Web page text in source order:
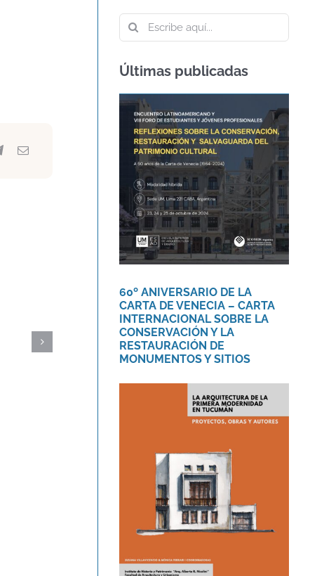
Protegido: García Santa Cruz,
Buscar:
Últimas publicadas
60º ANIVERSARIO DE
LA CARTA DE VENECIA
– CARTA
INTERNACIONAL
SOBRE LA
CONSERVACIÓN Y LA
RESTAURACIÓN DE
MONUMENTOS Y
SITIOS
Agenda Novedades
60º ANIVERSARIO DE LA
CARTA DE VENECIA – CARTA
INTERNACIONAL SOBRE LA
CONSERVACIÓN Y LA
RESTAURACIÓN DE
MONUMENTOS Y SITIOS
Libro «La arquitectura
de la primera
modernidad en
Tucumán.»
Novedades